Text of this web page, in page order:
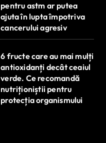
pentru astm ar putea
ajuta în lupta împotriva
cancerului agresiv
6 fructe care au mai mulți
antioxidanți decât ceaiul
verde. Ce recomandă
nutriționiștii pentru
protecția organismului